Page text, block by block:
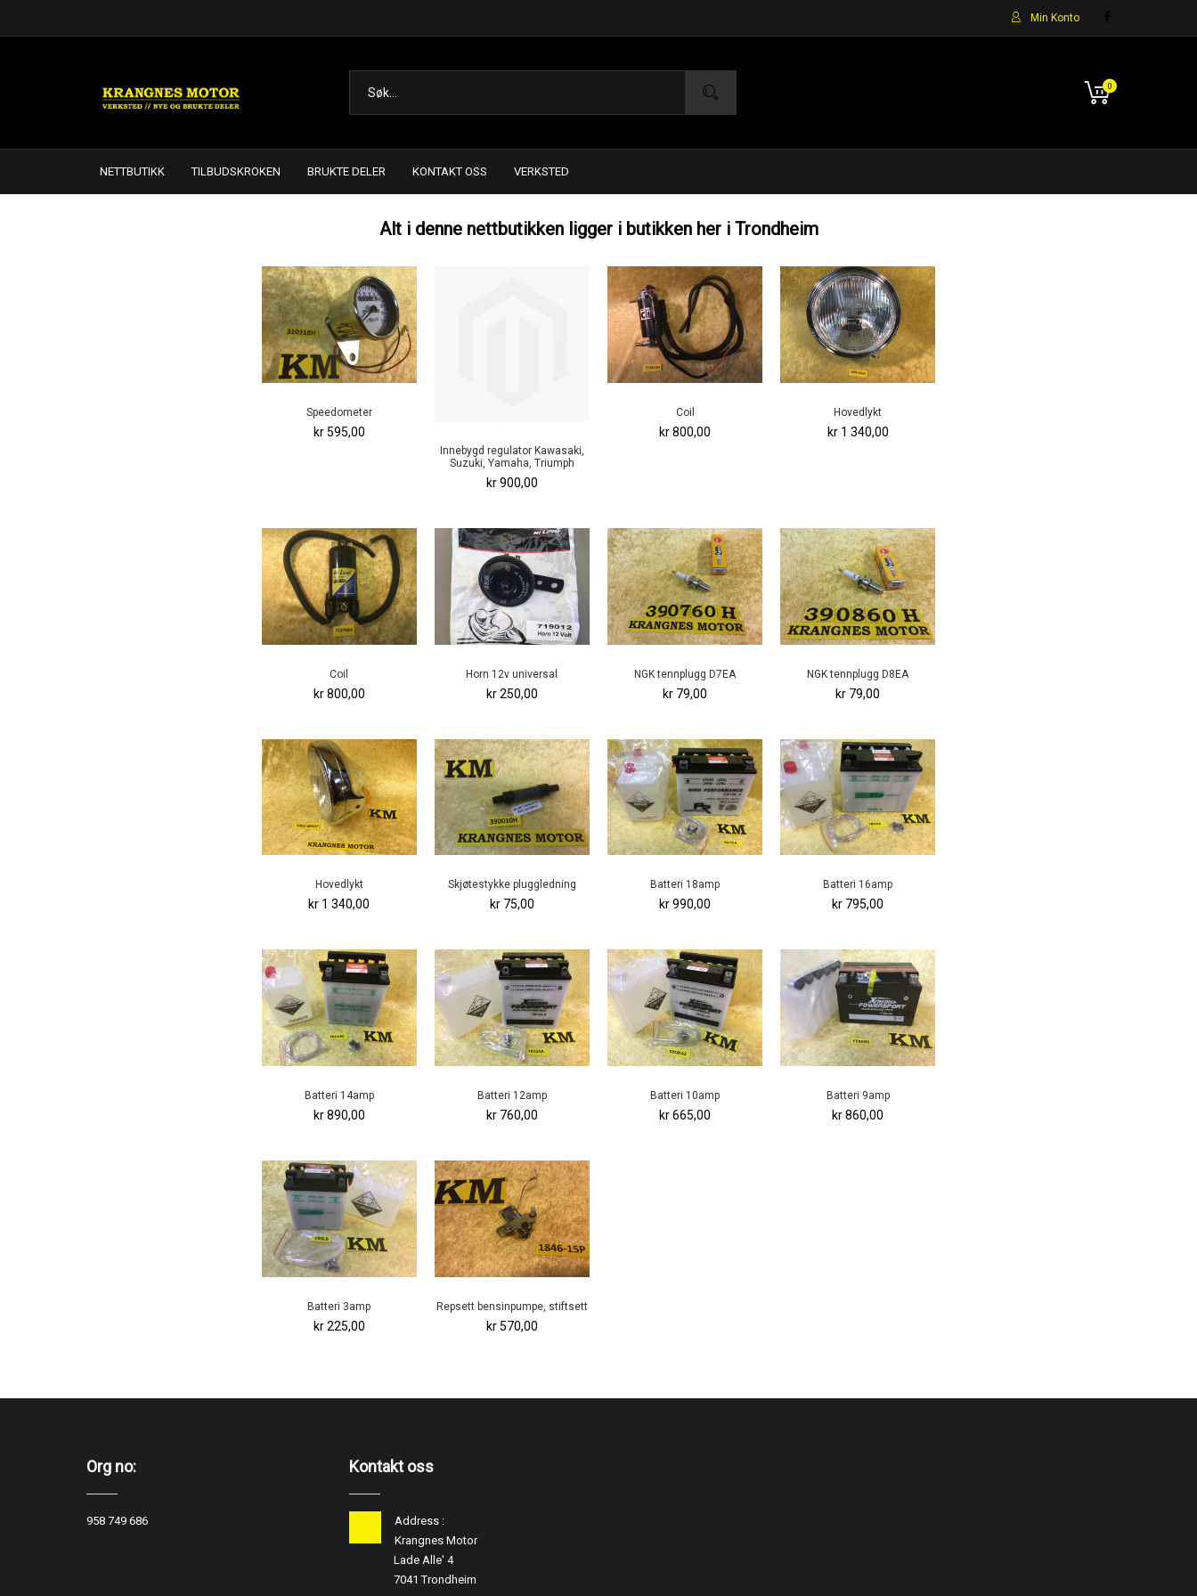
Min Konto
0
NETTBUTIKK TILBUDSKROKEN BRUKTE DELER KONTAKT OSS VERKSTED
Alt i denne nettbutikken ligger i butikken her i Trondheim
Speedometer
kr 595,00
Innebygd regulator Kawasaki,
Suzuki, Yamaha, Triumph
kr 900,00
Coil
kr 800,00
Hovedlykt
kr 1 340,00
Coil
kr 800,00
Horn 12v universal
kr 250,00
NGK tennplugg D7EA
kr 79,00
NGK tennplugg D8EA
kr 79,00
Hovedlykt
kr 1 340,00
Skjøtestykke pluggledning
kr 75,00
Batteri 18amp
kr 990,00
Batteri 16amp
kr 795,00
Batteri 14amp
kr 890,00
Batteri 12amp
kr 760,00
Batteri 10amp
kr 665,00
Batteri 9amp
kr 860,00
Batteri 3amp
kr 225,00
Repsett bensinpumpe, stiftsett
kr 570,00
Org no:
958 749 686
Kontakt oss
Address :
Krangnes Motor
Lade Alle' 4
7041 Trondheim